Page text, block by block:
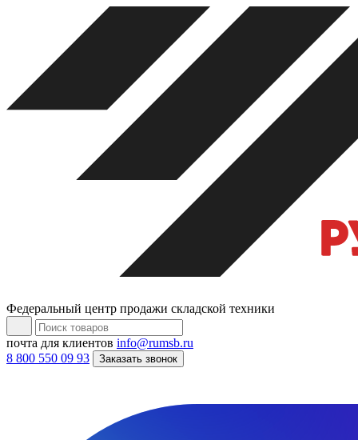
Федеральный центр продажи складской техники
почта для клиентов info@rumsb.ru
8 800 550 09 93
Заказать звонок